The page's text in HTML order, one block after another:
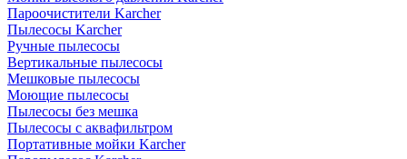
Пароочистители Karcher
Пылесосы Karcher
Ручные пылесосы
Вертикальные пылесосы
Мешковые пылесосы
Моющие пылесосы
Пылесосы без мешка
Пылесосы с аквафильтром
Портативные мойки Karcher